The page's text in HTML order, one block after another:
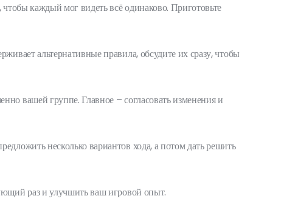
каждый мог видеть всё одинаково. Приготовьте
альтернативные правила, обсудите их сразу, чтобы
вашей группе. Главное – согласовать изменения и
несколько вариантов хода, а потом дать решить
раз и улучшить ваш игровой опыт.